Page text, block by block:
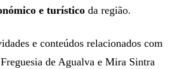
e turístico da região.
e conteúdos relacionados com
de Agualva e Mira Sintra